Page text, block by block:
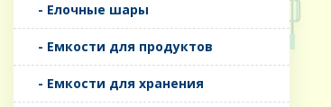
- Елочные шары
- Емкости для продуктов
- Емкости для хранения